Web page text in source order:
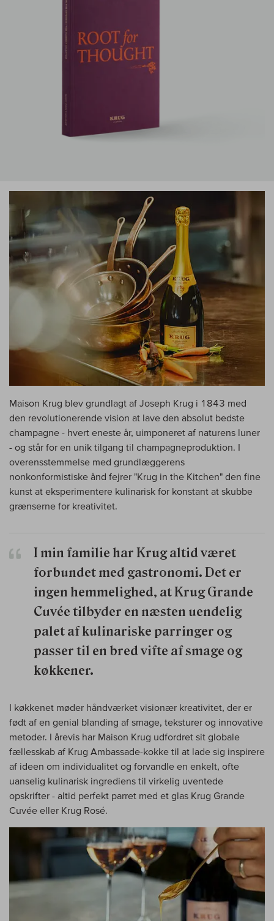
Maison Krug blev grundlagt af Joseph Krug i 1843 med
den revolutionerende vision at lave den absolut bedste
champagne - hvert eneste år, uimponeret af naturens luner
- og står for en unik tilgang til champagneproduktion. I
overensstemmelse med grundlæggerens
nonkonformistiske ånd fejrer "Krug in the Kitchen" den fine
kunst at eksperimentere kulinarisk for konstant at skubbe
grænserne for kreativitet.
I min familie har Krug altid været
forbundet med gastronomi. Det er
ingen hemmelighed, at Krug Grande
Cuvée tilbyder en næsten uendelig
palet af kulinariske parringer og
passer til en bred vifte af smage og
køkkener.
I køkkenet møder håndværket visionær kreativitet, der er
født af en genial blanding af smage, teksturer og innovative
metoder. I årevis har Maison Krug udfordret sit globale
fællesskab af Krug Ambassade-kokke til at lade sig inspirere
af ideen om individualitet og forvandle en enkelt, ofte
uanselig kulinarisk ingrediens til virkelig uventede
opskrifter - altid perfekt parret med et glas Krug Grande
Cuvée eller Krug Rosé.